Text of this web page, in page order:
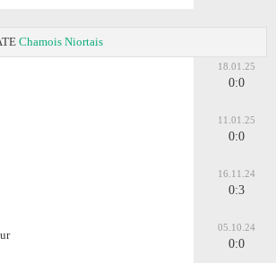
Chamois Niortais
18.01.25
0:0
11.01.25
0:0
16.11.24
0:3
05.10.24
0:0